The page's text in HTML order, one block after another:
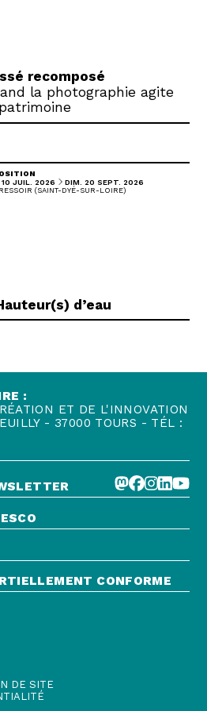
recomposé
la photographie agite
10 JUILLET
JUIL. 2026 AU
DIMANCHE
DIM. 20 SEPTEMBRE
SEPT.
2026
(SAINT-DYÉ-SUR-LOIRE)
d’eau
:
ET DE L'INNOVATION
- 37000 TOURS - TÉL :
CONFORME
DE SITE